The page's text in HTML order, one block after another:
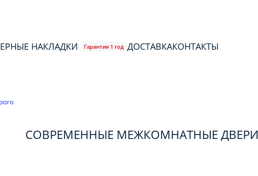
НАКЛАДКИ Гарантия 1 год ДОСТАВКАКОНТАКТЫ
СОВРЕМЕННЫЕ МЕЖКОМНАТНЫЕ ДВЕРИ